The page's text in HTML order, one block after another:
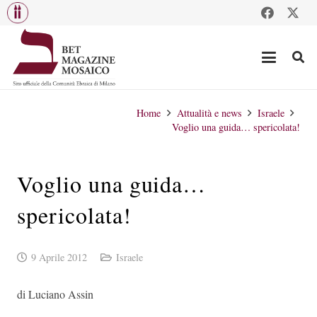
Home Attualità e news
Israele
Voglio una guida… spericolata!
Voglio una guida…
spericolata!
9 Aprile 2012 Israele
di Luciano Assin